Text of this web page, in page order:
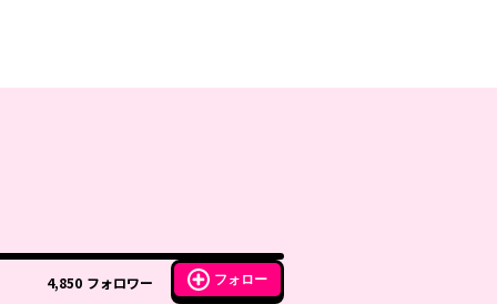
4,850 フォロワー フォロー